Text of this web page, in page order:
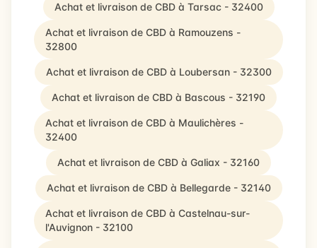
Achat et livraison de CBD à Tarsac - 32400
Achat et livraison de CBD à Ramouzens -
32800
Achat et livraison de CBD à Loubersan - 32300
Achat et livraison de CBD à Bascous - 32190
Achat et livraison de CBD à Maulichères -
32400
Achat et livraison de CBD à Galiax - 32160
Achat et livraison de CBD à Bellegarde - 32140
Achat et livraison de CBD à Castelnau-sur-
l'Auvignon - 32100